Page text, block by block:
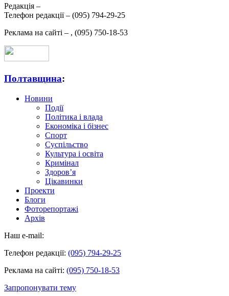
Редакція –
Телефон редакції – (095) 794-29-25
Реклама на сайті – , (095) 750-18-53
Полтавщина:
Новини
Події
Політика і влада
Економіка і бізнес
Спорт
Суспільство
Культура і освіта
Кримінал
Здоров’я
Цікавинки
Проекти
Блоги
Фоторепортажі
Архів
Наш e-mail:
Телефон редакції: (095) 794-29-25
Реклама на сайті: (095) 750-18-53
Запропонувати тему